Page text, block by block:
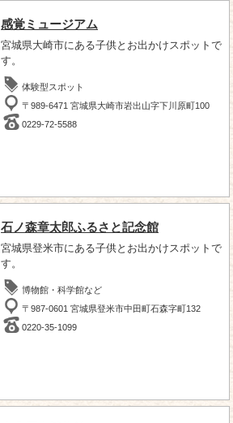
感覚ミュージアム
宮城県大崎市にある子供とお出かけスポットで
す。
体験型スポット
〒989-6471 宮城県大崎市岩出山字下川原町100
0229-72-5588
石ノ森章太郎ふるさと記念館
宮城県登米市にある子供とお出かけスポットで
す。
博物館・科学館など
〒987-0601 宮城県登米市中田町石森字町132
0220-35-1099